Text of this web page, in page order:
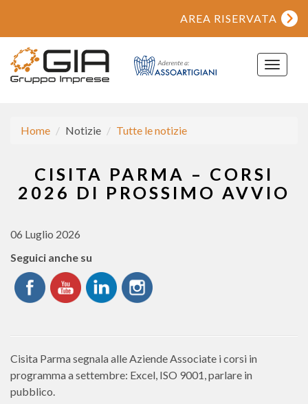
AREA RISERVATA
Toggle
Home Notizie Tutte le notizie
CISITA PARMA – CORSI
2026 DI PROSSIMO AVVIO
06 Luglio 2026
Seguici anche su
Cisita Parma segnala alle Aziende Associate i corsi in
programma a settembre: Excel, ISO 9001, parlare in
pubblico.